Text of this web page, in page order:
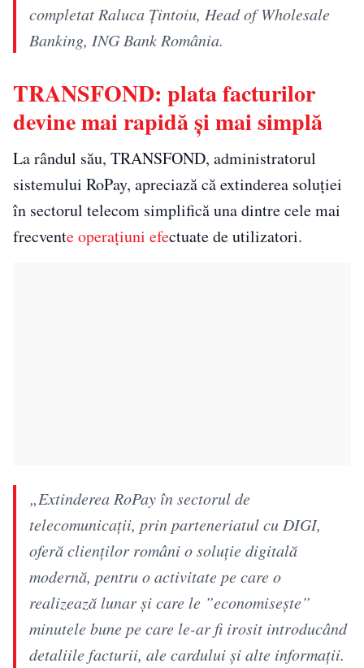
completat Raluca Țintoiu, Head of Wholesale
Banking, ING Bank România.
TRANSFOND: plata facturilor
devine mai rapidă și mai simplă
La rândul său, TRANSFOND, administratorul
sistemului RoPay, apreciază că extinderea soluției
în sectorul telecom simplifică una dintre cele mai
frecvente operațiuni efectuate de utilizatori.
„Extinderea RoPay în sectorul de
telecomunicații, prin parteneriatul cu DIGI,
oferă clienților români o soluție digitală
modernă, pentru o activitate pe care o
realizează lunar și care le ”economisește”
minutele bune pe care le-ar fi irosit introducând
detaliile facturii, ale cardului și alte informații.